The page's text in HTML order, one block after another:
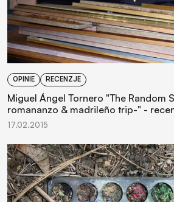
OPINIE RECENZJE
Miguel Ángel Tornero "The Random
romananzo & madrileño trip-" -
17.02.2015